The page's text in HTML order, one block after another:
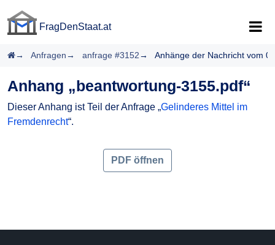
FragDenStaat.at
Startseite
Anfragen anfrage #3152 Anhänge der Nachricht vom
Anhang „beantwortung-3155.pdf“
Dieser Anhang ist Teil der Anfrage „Gelinderes Mittel im
Fremdenrecht“.
PDF öffnen